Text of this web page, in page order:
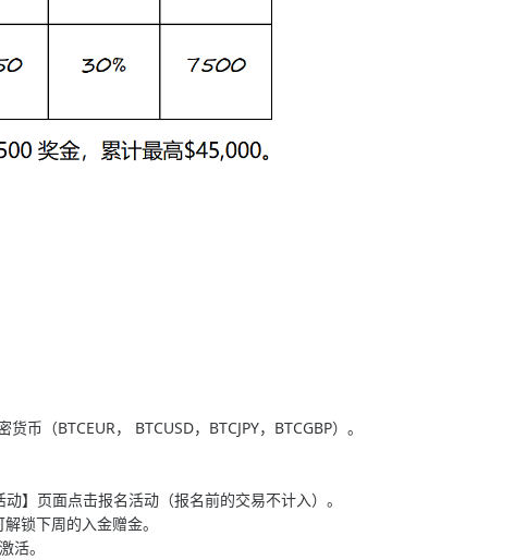
（BTCEUR， BTCUSD，BTCJPY，BTCGBP）。
】页面点击报名活动（报名前的交易不计入）。
锁下周的入金赠金。
活。